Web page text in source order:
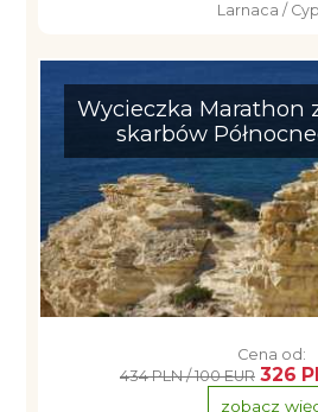
Larnaca /
Wycieczka Marathon
skarbów
Cena od:
434 PLN / 100 EUR 326
zobacz